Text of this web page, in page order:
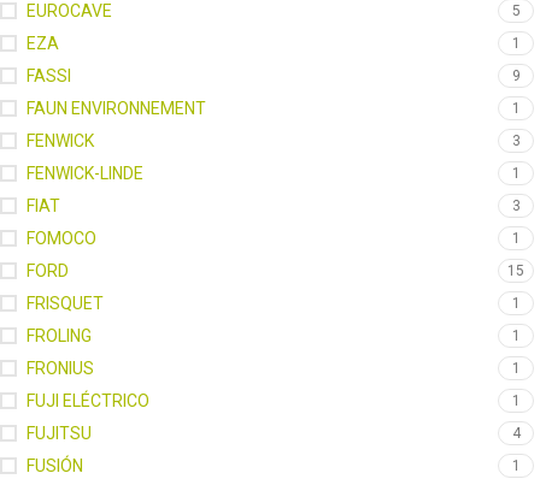
EUROCAVE 5
EZA 1
FASSI 9
FAUN ENVIRONNEMENT 1
FENWICK 3
FENWICK-LINDE 1
FIAT 3
FOMOCO 1
FORD 15
FRISQUET 1
FROLING 1
FRONIUS 1
FUJI ELÉCTRICO 1
FUJITSU 4
FUSIÓN 1